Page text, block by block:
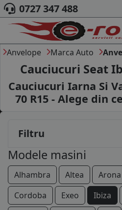
ACASA
DESPRE NOI
ANVELOPE
AUTO
CAMION
MOTO
MARCA
BLOG
B2B -
CONT
0727 347 488
Anvelope Marca Auto
Cauciucuri Seat
Cauciucuri Iarna Si
70 R15 - Alege din
Filtru
Modele masini
Alhambra Altea Arona
Cordoba
Exeo Ibiza